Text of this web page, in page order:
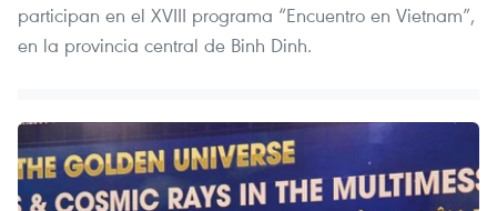
participan en el XVIII programa “Encuentro en Vietnam”,
en la provincia central de Binh Dinh.